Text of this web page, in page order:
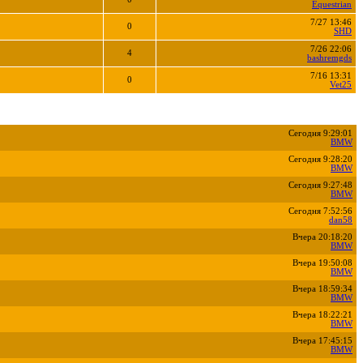
Equestrian
0
7/27 13:46
SHD
4
7/26 22:06
bashremgds
0
7/16 13:31
Vet25
Сегодня 9:29:01
BMW
Сегодня 9:28:20
BMW
Сегодня 9:27:48
BMW
Сегодня 7:52:56
dan58
Вчера 20:18:20
BMW
Вчера 19:50:08
BMW
Вчера 18:59:34
BMW
Вчера 18:22:21
BMW
Вчера 17:45:15
BMW